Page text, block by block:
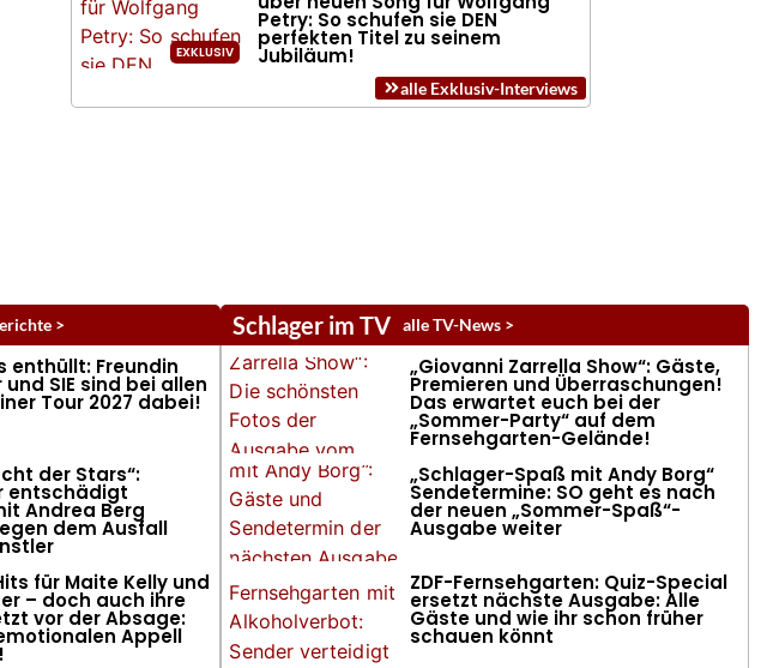
Petry: So schufen sie DEN
perfekten Titel zu seinem
Jubiläum!
alle Exklusiv-Interviews
>
enthüllt: Freundin
und SIE sind bei allen
Tour 2027 dabei!
der Stars“:
entschädigt
Andrea Berg
dem Ausfall
für Maite Kelly und
– doch auch ihre
vor der Absage:
Appell
Schlager im TV alle TV-News >
„Giovanni Zarrella Show“: Gäste,
Premieren und Überraschungen!
Das erwartet euch bei der
„Sommer-Party“ auf dem
Fernsehgarten-Gelände!
„Schlager-Spaß mit Andy Borg“
Sendetermine: SO geht es nach
der neuen „Sommer-Spaß“-
Ausgabe weiter
ZDF-Fernsehgarten: Quiz-Special
ersetzt nächste Ausgabe: Alle
Gäste und wie ihr schon früher
schauen könnt